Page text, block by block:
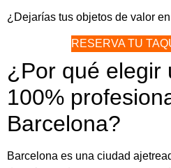
¿Dejarías tus objetos de valor
RESERVA TU
¿Por qué elegir
100%
Barcelona?
Barcelona es una ciudad